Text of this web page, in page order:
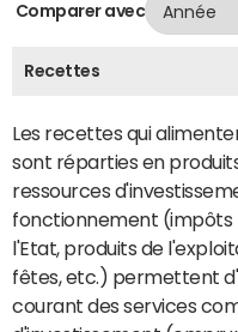
Comparer avec
Recettes
Les recettes qui
sont réparties en
ressources
fonctionnement (impôts
l'Etat, produits de
fêtes, etc.) permettent
courant des services